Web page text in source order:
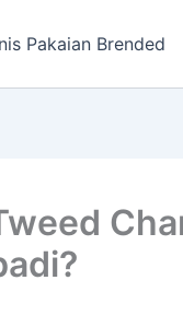
Pakaian Brended